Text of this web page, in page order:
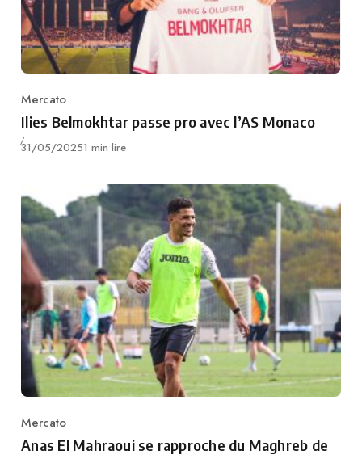
Category
Mercato
Ilies Belmokhtar passe pro avec l’AS Monaco
Publié
31/05/20251 min lire
Category
Mercato
Anas El Mahraoui se rapproche du Maghreb de